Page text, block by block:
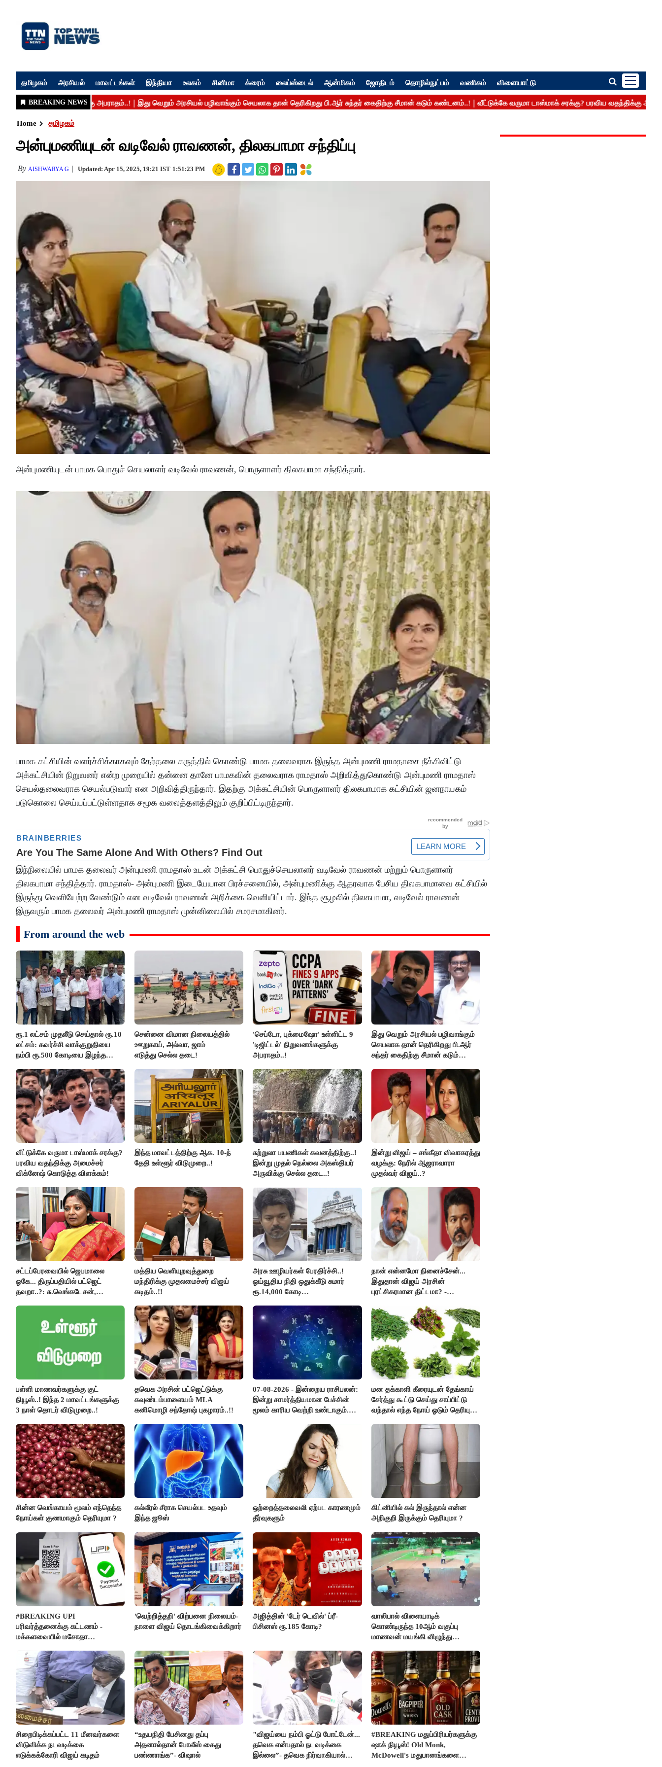
தமிழகம் அரசியல் மாவட்டங்கள் இந்தியா உலகம் சினிமா க்ரைம் லைப்ஸ்டைல் ஆன்மிகம் ஜோதிடம் தொழில்நுட்பம் வணிகம் விளையாட்டு
Home தமிழகம்
அன்புமணியுடன் வடிவேல் ராவணன், திலகபாமா சந்திப்பு
By AISHWARYA G Updated: Apr 15, 2025, 19:21 IST 1:51:23 PM
அன்புமணியுடன் பாமக பொதுச் செயலாளர் வடிவேல் ராவணன், பொருளாளர் திலகபாமா சந்தித்தார்.
பாமக கட்சியின் வளர்ச்சிக்காகவும் தேர்தலை கருத்தில் கொண்டு பாமக தலைவராக இருந்த அன்புமணி ராமதாசை நீக்கிவிட்டு
அக்கட்சியின் நிறுவனர் என்ற முறையில் தன்னை தானே பாமகவின் தலைவராக ராமதாஸ் அறிவித்துகொண்டு அன்புமணி ராமதாஸ்
செயல்தலைவராக செயல்படுவார் என அறிவித்திருந்தார். இதற்கு அக்கட்சியின் பொருளாளர் திலகபாமாக கட்சியின் ஜனநாயகம்
படுகொலை செய்யப்பட்டுள்ளதாக சமூக வலைத்தளத்திலும் குறிப்பிட்டிருந்தார்.
இந்நிலையில் பாமக தலைவர் அன்புமணி ராமதாஸ் உடன் அக்கட்சி பொதுச்செயலாளர் வடிவேல் ராவணன் மற்றும் பொருளாளர்
திலகபாமா சந்தித்தார். ராமதாஸ்- அன்புமணி இடையேயான பிரச்சனையில், அன்புமணிக்கு ஆதரவாக பேசிய திலகபாமாவை கட்சியில்
இருந்து வெளியேற்ற வேண்டும் என வடிவேல் ராவணன் அறிக்கை வெளியிட்டார். இந்த சூழலில் திலகபாமா, வடிவேல் ராவணன்
இருவரும் பாமக தலைவர் அன்புமணி ராமதாஸ் முன்னிலையில் சமரசமாகினர்.
From around the web
ரூ.1 லட்சம் முதலீடு செய்தால் ரூ.10
லட்சம்: கவர்ச்சி வாக்குறுதியை
நம்பி ரூ.500 கோடியை இழந்த
சென்னை விமான நிலையத்தில்
ஊறுகாய், அல்வா, ஜாம்
எடுத்து செல்ல தடை!
'செப்டோ, புக்மைஷோ' உள்ளிட்ட 9
'டிஜிட்டல்' நிறுவனங்களுக்கு
அபராதம்..!
இது வெறும் அரசியல் பழிவாங்கும்
செயலாக தான் தெரிகிறது பி.ஆர்
சுந்தர் கைதிற்கு சீமான் கடும்
வீட்டுக்கே வருமா டாஸ்மாக் சரக்கு?
பரவிய வதந்திக்கு அமைச்சர்
விக்னேஷ் கொடுத்த விளக்கம்!
இந்த மாவட்டத்திற்கு ஆக. 10-ந்
தேதி உள்ளூர் விடுமுறை..!
சுற்றுலா பயணிகள் கவனத்திற்கு..!
இன்று முதல் நெல்லை அகஸ்தியர்
அருவிக்கு செல்ல தடை..!
இன்று விஜய் – சங்கீதா விவாகரத்து
வழக்கு: நேரில் ஆஜராவாரா
முதல்வர் விஜய்..?
சட்டப்பேரவையில் ஜெபமாலை
ஓகே... திருப்பதியில் பட்ஜெட்
தவறா..?: சு.வெங்கடேசன்,
மத்திய வெளியுறவுத்துறை
மந்திரிக்கு முதலமைச்சர் விஜய்
கடிதம்..!!
அரசு ஊழியர்கள் பேரதிர்ச்சி..!
ஓய்வூதிய நிதி ஒதுக்கீடு சுமார்
ரூ.14,000 கோடி
நான் என்னமோ நினைச்சேன்...
இதுதான் விஜய் அரசின்
புரட்சிகரமான திட்டமா? -
பள்ளி மாணவர்களுக்கு குட்
நியூஸ்..! இந்த 2 மாவட்டங்களுக்கு
3 நாள் தொடர் விடுமுறை..!
தவெக அரசின் பட்ஜெட்டுக்கு
கவுண்டம்பாளையம் MLA
கனிமொழி சந்தோஷ் புகழாரம்..!!
07-08-2026 - இன்றைய ராசிபலன்:
இன்று சாமர்த்தியமான பேச்சின்
மூலம் காரிய வெற்றி உண்டாகும்.
ஒப்படைப்பதில் கவனம் தேவை..!
மன தக்காளி கீரையுடன் தேங்காய்
சேர்த்து கூட்டு செய்து சாப்பிட்டு
வந்தால் எந்த நோய் ஓடும் தெரியுமா
சின்ன வெங்காயம் மூலம் எந்தெந்த
நோய்கள் குணமாகும் தெரியுமா ?
கல்லீரல் சீராக செயல்பட உதவும்
இந்த ஜூஸ்
ஒற்றைத்தலைவலி ஏற்பட காரணமும்
தீர்வுகளும்
கிட்னியில் கல் இருந்தால் என்ன
அறிகுறி இருக்கும் தெரியுமா ?
#BREAKING UPI
பரிவர்த்தனைக்கு கட்டணம் -
மக்களவையில் மசோதா
'வெற்றித்தறி' விற்பனை நிலையம்-
நாளை விஜய் தொடங்கிவைக்கிறார்
அஜித்தின் 'டேர் டெவில்' ப்ரீ-
பிசினஸ் ரூ.185 கோடி?
வாலிபால் விளையாடிக்
கொண்டிருந்த 10ஆம் வகுப்பு
மாணவன் மயங்கி விழுந்து
சிறைபிடிக்கப்பட்ட 11 மீனவர்களை
விடுவிக்க நடவடிக்கை
எடுக்கக்கோரி விஜய் கடிதம்
“உதயநிதி பேசினது தப்பு
அதனால்தான் போலீஸ் கைது
பண்ணாங்க”- விஷால்
"விஜய்யை நம்பி ஓட்டு போட்டேன்...
தவெக என்பதால் நடவடிக்கை
இல்லை”- தவெக நிர்வாகியால்
#BREAKING மதுப்பிரியர்களுக்கு
ஷாக் நியூஸ்! Old Monk,
McDowell's மதுபானங்களை